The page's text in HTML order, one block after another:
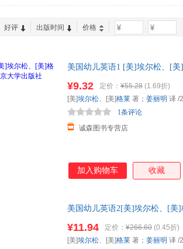
好评 出版时间 价格 -
美国幼儿英语1 [美]埃尔松、[
¥9.32 定价： ¥55.28 (1.69折)
诚森图书专营店
1条评论
[美]埃尔松、[美]格莱 著； 姜丽明 译 /
加入购物车 收藏
美国幼儿英语2[美]埃尔松、[美
¥11.94 定价： ¥266.60 (0.45折)
[美]埃尔松、[美]格莱 著； 姜丽明 译 /